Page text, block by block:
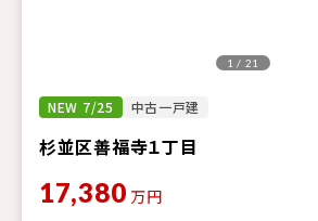
NEW 7/25 中古一戸建
杉並区善福寺１丁目
1 / 21
17,380 万円